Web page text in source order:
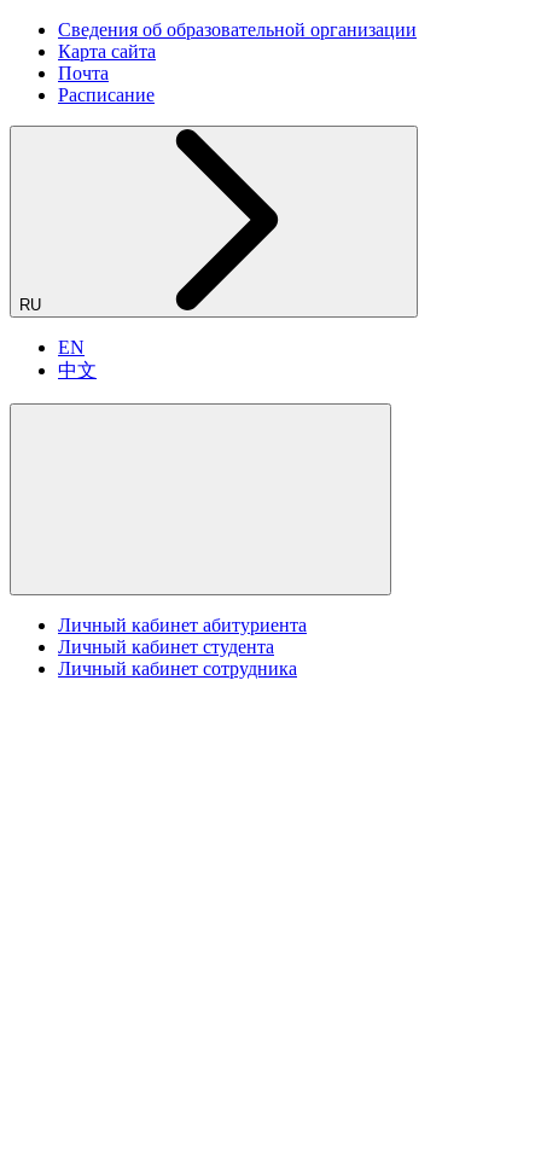
Сведения об образовательной организации
Карта сайта
Почта
Расписание
RU
EN
中文
Личный кабинет абитуриента
Личный кабинет студента
Личный кабинет сотрудника